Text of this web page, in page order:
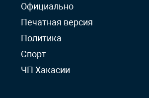
Официально
Печатная версия
Политика
Спорт
ЧП Хакасии